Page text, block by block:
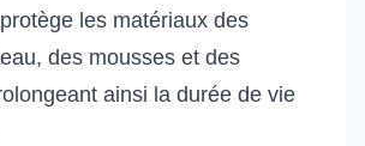
les matériaux des
des mousses et des
ainsi la durée de vie